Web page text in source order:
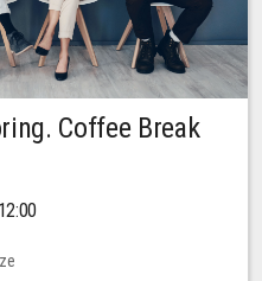
Coffee Break